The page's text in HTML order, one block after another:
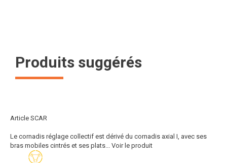
Produits suggérés
Article SCAR
Le cornadis réglage collectif est dérivé du cornadis axial I, avec ses
bras mobiles cintrés et ses plats... Voir le produit